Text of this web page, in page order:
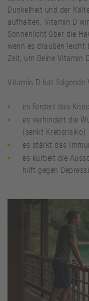
Dunkelheit und der
aufhalten. Vitamin D
Sonnenlicht über die
wenn es draußen
Zeit, um Deine Vitamin
Vitamin D hat folgende
es fördert das
es verhindert die
(senkt Krebsrisiko)
es stärkt das
es kurbelt die
hilft gegen